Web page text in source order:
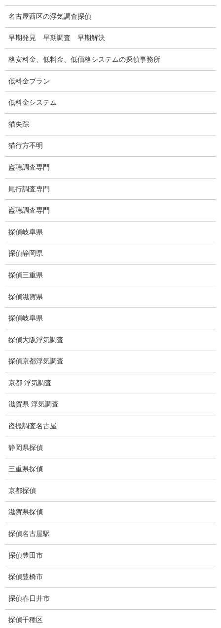
弁護士紹介
浮気調査
浮気調査プランのご案内
GPS検索調査
GPS調査
車両調査
浮気調査地域
浮気調査関連調査
ドメスティックバイオレンスDV調査
いじめ・子供の虐待
盗聴器の種類
ご依頼の注意点
世界の盗聴事情
弊社が選ばれる理由
盗撮器
盗撮調査愛知県
電磁波測定調査
電磁波とは
ストーカー調査
待ち伏せ
集団ストーカー
GPS発見調査
盗難車両調査
盗撮犯防止対策調査
名古屋西区の浮気調査探偵
早期発見 早期調査 早期解決
格安料金、低料金、低価格システムの探偵事務所
低料金プラン
低料金システム
猫失踪
猫行方不明
盗聴調査専門
尾行調査専門
盗聴調査専門
探偵岐阜県
探偵静岡県
探偵三重県
探偵滋賀県
探偵岐阜県
探偵大阪浮気調査
探偵京都浮気調査
京都 浮気調査
滋賀県 浮気調査
盗撮調査名古屋
静岡県探偵
三重県探偵
京都探偵
滋賀県探偵
探偵名古屋駅
探偵豊田市
探偵豊橋市
探偵春日井市
探偵千種区